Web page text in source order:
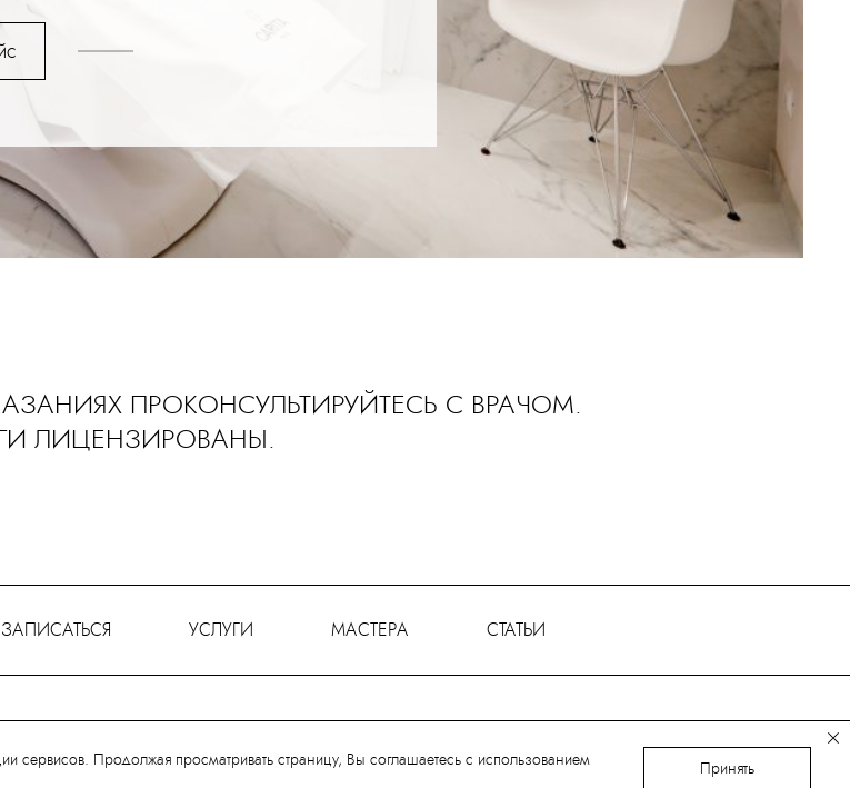
ПРОКОНСУЛЬТИРУЙТЕСЬ С ВРАЧОМ.
ЛИЦЕНЗИРОВАНЫ.
ЗАПИСАТЬСЯ УСЛУГИ МАСТЕРА СТАТЬИ
Сеть салонов красоты
Продолжая просматривать страницу, Вы соглашаетесь с использованием
Принять